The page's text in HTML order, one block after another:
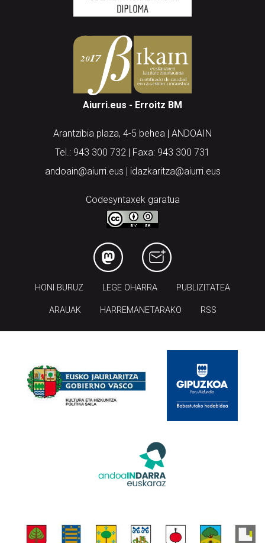
Aiurri.eus - Erroitz BM
Arantzibia plaza, 4-5 behea | ANDOAIN
Tel.: 943 300 732 | Faxa: 943 300 731
andoain@aiurri.eus | idazkaritza@aiurri.eus
Codesyntaxek garatua
HONI BURUZ LEGE OHARRA PUBLIZITATEA
ARAUAK HARREMANETARAKO RSS